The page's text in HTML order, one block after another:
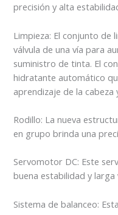
precisión y alta
Limpieza: El conjunto de
válvula de una vía para
suministro de tinta. El
hidratante automático
aprendizaje de la
Rodillo: La nueva
en grupo brinda una
Servomotor DC: Este
buena estabilidad y larga
Sistema de balanceo: